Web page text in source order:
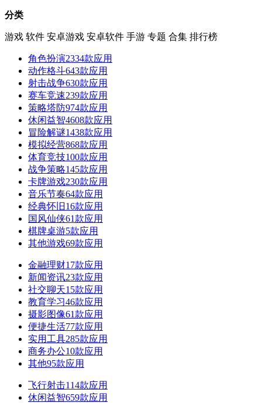
分类
游戏 软件 安卓游戏 安卓软件 手游 专题 合集 排行榜
角色扮演2334款应用
动作格斗643款应用
射击战争630款应用
赛车竞速239款应用
策略塔防974款应用
休闲益智4608款应用
冒险解谜1438款应用
模拟经营868款应用
体育竞技100款应用
战争策略145款应用
卡牌游戏230款应用
音乐节奏64款应用
经典怀旧 16款应用
国风仙侠61款应用
棋牌桌游5款应用
其他游戏69款应用
金融理财17款应用
新闻资讯23款应用
社交聊天15款应用
教育学习46款应用
摄影图像61款应用
便捷生活77款应用
实用工具285款应用
商务办公10款应用
其他95款应用
飞行射击114款应用
休闲益智659款应用